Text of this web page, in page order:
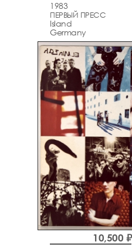
1983
ПЕРВЫЙ ПРЕСС
Island
Germany
10,500 ₽